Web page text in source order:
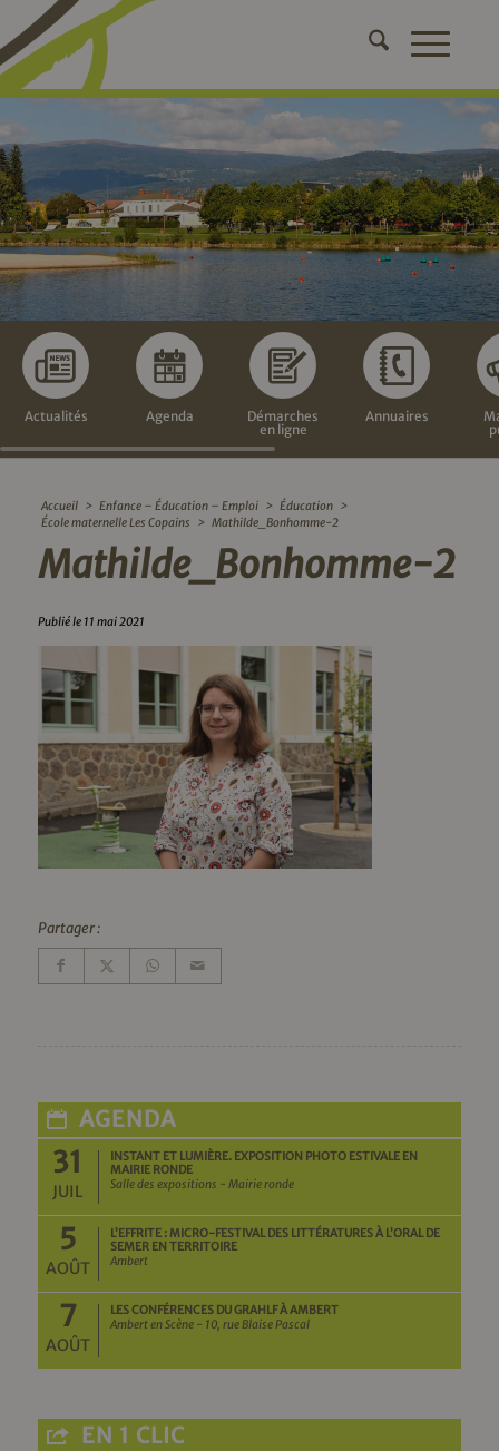
Actualités Agenda
Démarches
en ligne
Annuaires
Accueil > Enfance – Éducation – Emploi > Éducation >
École maternelle Les Copains
> Mathilde_Bonhomme-2
Mathilde_Bonhomme-2
Publié le 11 mai 2021
Partager :
AGENDA
31
JUIL
INSTANT ET LUMIÈRE. EXPOSITION PHOTO ESTIVALE EN
MAIRIE RONDE
Salle des expositions - Mairie ronde
5
AOÛT
L’EFFRITE : MICRO-FESTIVAL DES LITTÉRATURES À L’ORAL DE
SEMER EN TERRITOIRE
Ambert
7
AOÛT
LES CONFÉRENCES DU GRAHLF À AMBERT
Ambert en Scène - 10, rue Blaise Pascal
EN 1 CLIC